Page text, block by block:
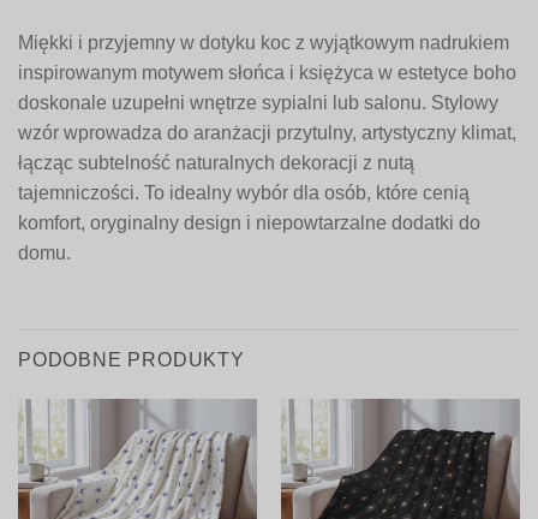
Miękki i przyjemny w dotyku koc z wyjątkowym nadrukiem
inspirowanym motywem słońca i księżyca w estetyce boho
doskonale uzupełni wnętrze sypialni lub salonu. Stylowy
wzór wprowadza do aranżacji przytulny, artystyczny klimat,
łącząc subtelność naturalnych dekoracji z nutą
tajemniczości. To idealny wybór dla osób, które cenią
komfort, oryginalny design i niepowtarzalne dodatki do
domu.
PODOBNE PRODUKTY